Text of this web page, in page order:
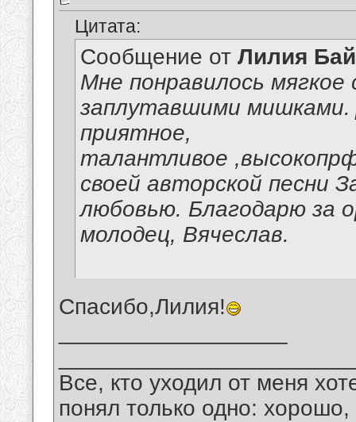
Цитата:
Сообщение от Лилия
Мне понравилось мягкое
заплутавшими мишками.
приятное,
талантливое
своей авторской песни
любовью. Благодарю за
молодец, Вячеслав.
Спасибо,Лилия!
Все, кто уходил от меня
понял только одно: